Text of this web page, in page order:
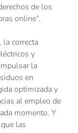
de los
online”.
la correcta
y
la
en
optimizada y
al empleo de
momento. Y
las